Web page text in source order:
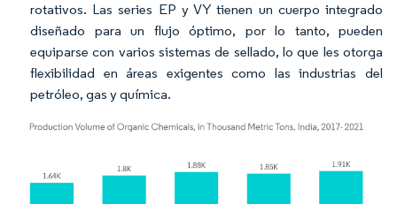
rotativos. Las series EP y VY tienen un cuerpo integrado
diseñado para un flujo óptimo, por lo tanto, pueden
equiparse con varios sistemas de sellado, lo que les otorga
flexibilidad en áreas exigentes como las industrias del
petróleo, gas y química.